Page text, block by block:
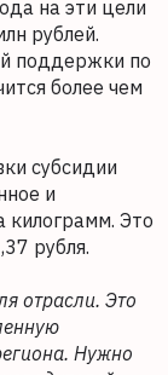
на эти цели
рублей.
поддержки по
более чем
субсидии
и
килограмм. Это
рубля.
отрасли. Это
Нужно